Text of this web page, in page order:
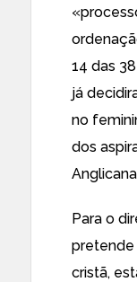
14 das
já
no
dos
Para o
pretende
cristã,